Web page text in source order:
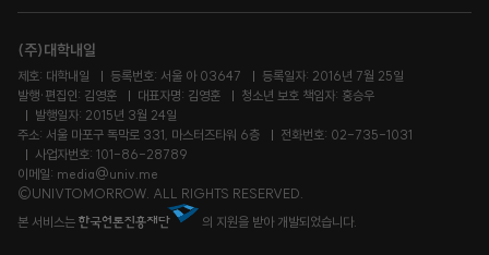
(주)대학내일
제호: 대학내일 등록번호: 서울 아 03647
등록일자: 2016년 7월 25일
발행·편집인: 김영훈
대표자명: 김영훈
청소년 보호 책임자: 홍승우
발행일자: 2015년 3월 24일
주소: 서울 마포구 독막로 331, 마스터즈타워 6층
전화번호: 02-735-1031
사업자번호: 101-86-28789
이메일: media@univ.me
©UNIVTOMORROW. ALL RIGHTS RESERVED.
본 서비스는
의 지원을 받아 개발되었습니다.